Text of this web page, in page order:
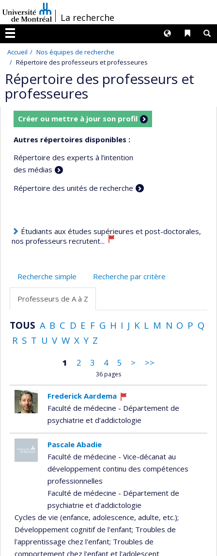
au
contenu
/La recherche
Menu
Liens
Langues
Accueil
Nos équipes de recherche
Répertoire des professeurs et professeures
Répertoire des professeurs et
professeures
Créer ou mettre à jour son profil
Autres répertoires disponibles :
Répertoire des experts à l’intention
des médias
Répertoire des unités de recherche
Étudiants aux études supérieures et post-doctorales,
nos professeurs recrutent...
Recherche simple Recherche par critère
Professeurs de A à Z
TOUS A B C D E F G H I J K L M N O P Q
R S T U V W X Y Z
1 2 3 4 5 > >>
36 pages
Frederick Aardema
Ce
professeur
recrute
Faculté de médecine - Département de
psychiatrie et d’addictologie
Pascale Abadie
Faculté de médecine - Vice-décanat au
développement continu des compétences
professionnelles
Faculté de médecine - Département de
psychiatrie et d’addictologie
Cycles de vie (enfance, adolescence, adulte, etc.);
Développement cognitif de l'enfant; Troubles de
l'apprentissage chez l'enfant; Troubles de
comportement chez l'enfant et l'adolescent